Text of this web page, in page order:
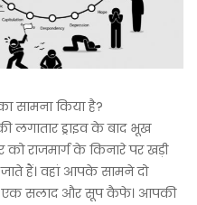
सामना किया है?
लगातार ड्राइव के बाद भूख
राजमार्ग के किनारे पर खड़ी
हैं। वहां आपके सामने दो
एक सलाद और सूप कैफे। आपकी